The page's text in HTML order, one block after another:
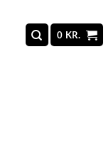
0 KR.